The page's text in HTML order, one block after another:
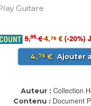
Guitare
5,95€4,76€(-20%)
4,76€ Ajouter
Auteur : Collection
Contenu : Document